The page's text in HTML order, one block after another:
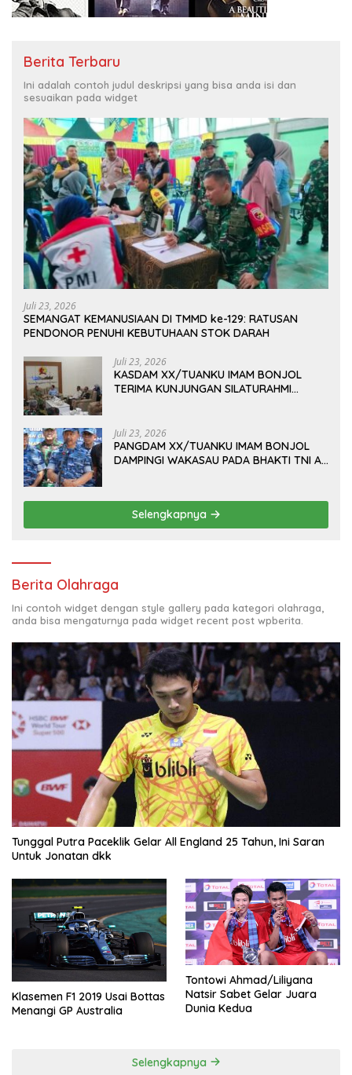
Berita Terbaru
Ini adalah contoh judul deskripsi yang bisa anda isi dan
sesuaikan pada widget
Juli 23, 2026
SEMANGAT KEMANUSIAAN DI TMMD ke-129: RATUSAN
PENDONOR PENUHI KEBUTUHAAN STOK DARAH
Juli 23, 2026
KASDAM XX/TUANKU IMAM BONJOL
TERIMA KUNJUNGAN SILATURAHMI
Juli 23, 2026
PANGDAM XX/TUANKU IMAM BONJOL
DAMPINGI WAKASAU PADA BHAKTI TNI AU
Selengkapnya
Berita Olahraga
Ini contoh widget dengan style gallery pada kategori olahraga,
anda bisa mengaturnya pada widget recent post wpberita.
Tunggal Putra Paceklik Gelar All England 25 Tahun, Ini Saran
Untuk Jonatan dkk
Klasemen F1 2019 Usai Bottas
Menangi GP Australia
Tontowi Ahmad/Liliyana
Natsir Sabet Gelar Juara
Dunia Kedua
Selengkapnya